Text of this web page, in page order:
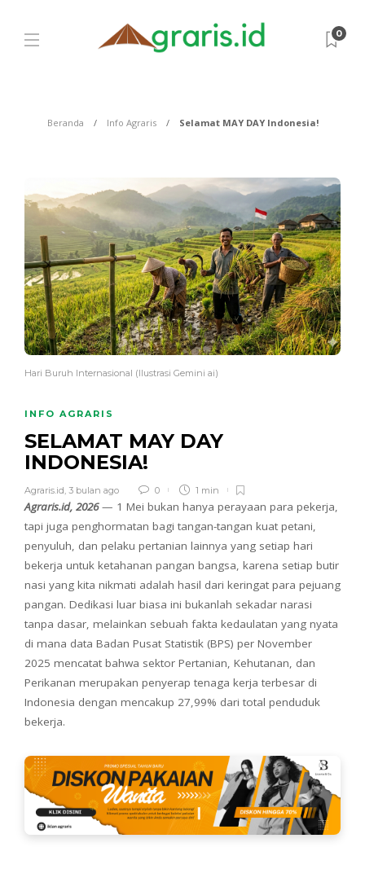
0
Beranda Info Agraris Selamat MAY DAY Indonesia!
Hari Buruh Internasional (Ilustrasi Gemini ai)
INFO AGRARIS
SELAMAT MAY DAY
INDONESIA!
Agraris.id, 3 bulan ago 0 1 min
Agraris.id, 2026— 1 Mei bukan hanya perayaan para pekerja,
tapi juga penghormatan bagi tangan-tangan kuat petani,
penyuluh, dan pelaku pertanian lainnya yang setiap hari
bekerja untuk ketahanan pangan bangsa, karena setiap butir
nasi yang kita nikmati adalah hasil dari keringat para pejuang
pangan. Dedikasi luar biasa ini bukanlah sekadar narasi
tanpa dasar, melainkan sebuah fakta kedaulatan yang nyata
di mana data Badan Pusat Statistik (BPS) per November
2025 mencatat bahwa sektor Pertanian, Kehutanan, dan
Perikanan merupakan penyerap tenaga kerja terbesar di
Indonesia dengan mencakup 27,99% dari total penduduk
bekerja.